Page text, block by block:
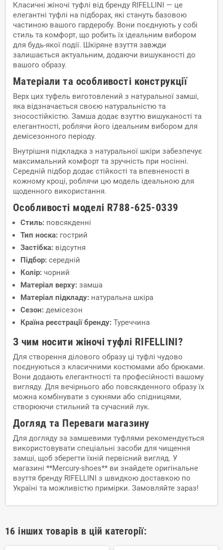
Класичні жіночі туфлі від бренду RIFELLINI — це
елегантні туфлі на підборах, які стануть базовою
частиною вашого гардеробу. Вони поєднують у собі
стиль та комфорт, що робить їх ідеальним вибором
для будь-якої події. Шкіряне взуття завжди
залишається актуальним, додаючи вишуканості до
вашого образу.
Матеріали та особливості конструкції
Верх цих туфель виготовлений з натуральної замші,
яка відзначається своєю натуральністю та
зносостійкістю. Замша додає взуттю вишуканості та
елегантності, роблячи його ідеальним вибором для
демісезонного періоду.
Внутрішня підкладка з натуральної шкіри забезпечує
максимальний комфорт та зручність при носінні.
Середній підбор додає стійкості та впевненості в
кожному кроці, роблячи цю модель ідеальною для
щоденного використання.
Особливості моделі R788-625-0339
Стиль: повсякденні
Тип носка: гострий
Застібка: відсутня
Підбор: середній
Колір: чорний
Матеріал верху: замша
Матеріал підкладу: натуральна шкіра
Сезон: демісезон
Країна реєстрації бренду: Туреччина
З чим носити жіночі туфлі RIFELLINI?
Для створення ділового образу ці туфлі чудово
поєднуються з класичними костюмами або брюками.
Вони додають елегантності та професійності вашому
вигляду. Для вечірнього або повсякденного образу їх
можна комбінувати з сукнями або спідницями,
створюючи стильний та сучасний лук.
Догляд та Переваги магазину
Для догляду за замшевими туфлями рекомендується
використовувати спеціальні засоби для чищення
замші, щоб зберегти їхній первісний вигляд. У
магазині **Mercury-shoes** ви знайдете оригінальне
взуття бренду RIFELLINI з швидкою доставкою по
Україні та можливістю примірки. Замовляйте зараз!
16 інших товарів в цій категорії: